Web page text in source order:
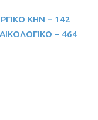
ΚΗΝ – 142
– 464